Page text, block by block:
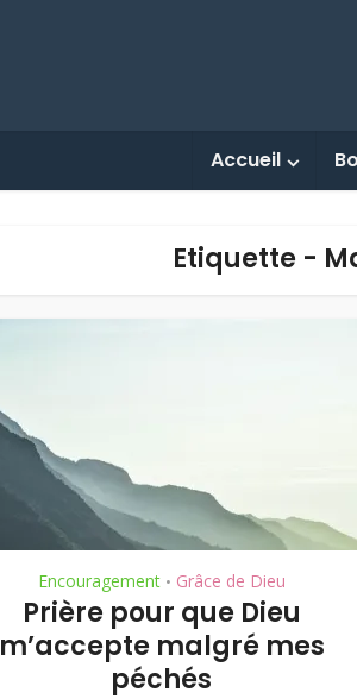
Accueil
Etiquette -
Encouragement • Grâce de Dieu
Prière pour que Dieu
m’accepte malgré mes
péchés